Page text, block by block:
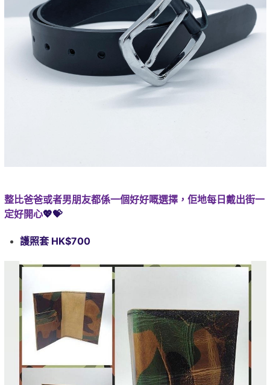
整比爸爸或者男朋友都係一個好好嘅選擇，佢地每日戴出街一
定好開心💖💝
護照套 HK$700